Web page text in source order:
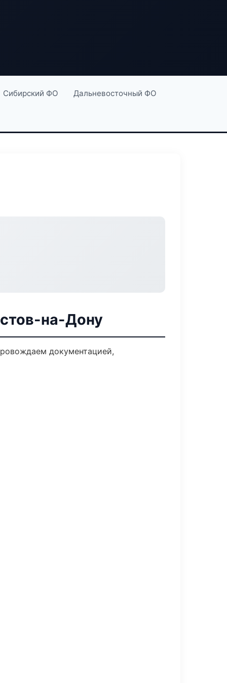
Сибирский ФО Дальневосточный ФО
на-Дону
документацией,